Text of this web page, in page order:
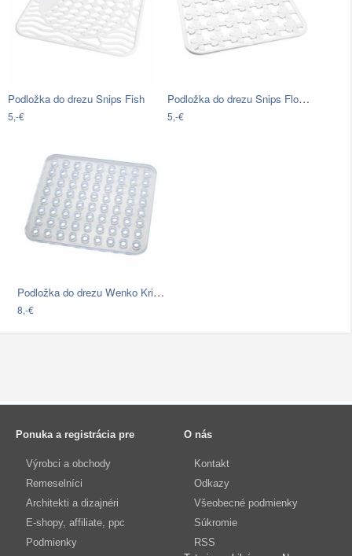
Podložka do drezu Snips Fish
5,-€
Podložka do drezu Snips Flower
5,-€
Podložka do drezu Wenko Kristall, 31 ×…
8,-€
Ponuka a registrácia pre
Výrobci a obchody
Remeselníci
Architekti a dizajnéri
E-shopy, affiliate, ppc
Podmienky
O nás
Kontakt
Odkazy
Všeobecné podmienky
Súkromie
RSS